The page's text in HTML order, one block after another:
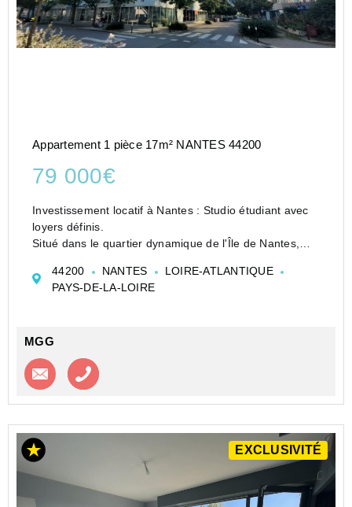
Appartement 1 pièce 17m² NANTES 44200
79 000€
Investissement locatif à Nantes : Studio étudiant avec
loyers définis.
Situé dans le quartier dynamique de l'Île de Nantes,
étudiantes à fort taux d'occupation.
Pourquoi choisir ce bien ...
44200 NANTES
LOIRE-ATLANTIQUE
PAYS-DE-LA-LOIRE
MGG
Contacter l'agence
EXCLUSIVITÉ